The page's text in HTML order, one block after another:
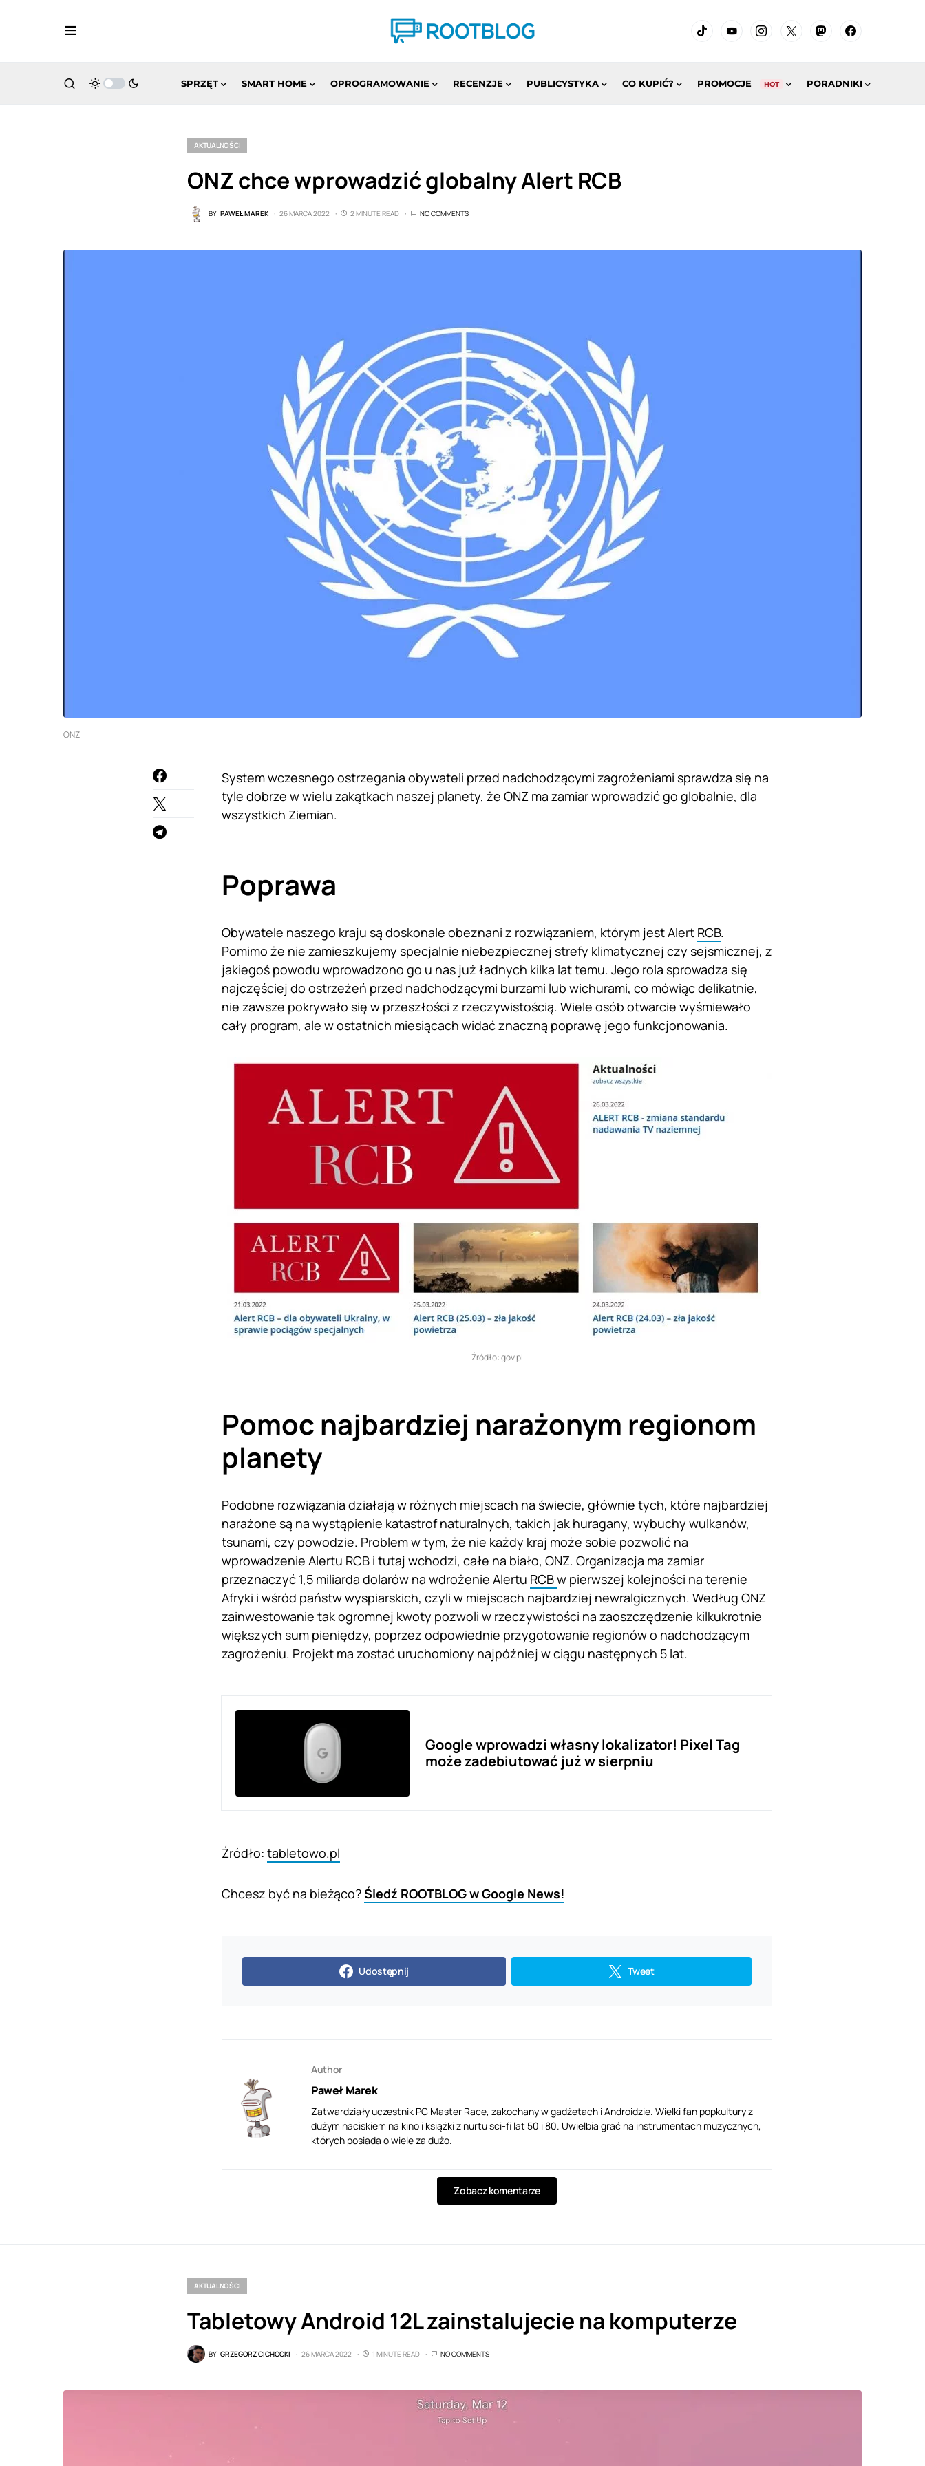
SPRZĘT SMART HOME OPROGRAMOWANIE RECENZJE PUBLICYSTYKA CO KUPIĆ? PROMOCJE HOT PORADNIKI
AKTUALNOŚCI
ONZ chce wprowadzić globalny Alert RCB
BY PAWEŁ MAREK 26 MARCA 2022 2 MINUTE READ NO COMMENTS
ONZ
System wczesnego ostrzegania obywateli przed nadchodzącymi zagrożeniami sprawdza się na
tyle dobrze w wielu zakątkach naszej planety, że ONZ ma zamiar wprowadzić go globalnie, dla
wszystkich Ziemian.
Poprawa
Obywatele naszego kraju są doskonale obeznani z rozwiązaniem, którym jest Alert RCB.
Pomimo że nie zamieszkujemy specjalnie niebezpiecznej strefy klimatycznej czy sejsmicznej, z
jakiegoś powodu wprowadzono go u nas już ładnych kilka lat temu. Jego rola sprowadza się
najczęściej do ostrzeżeń przed nadchodzącymi burzami lub wichurami, co mówiąc delikatnie,
nie zawsze pokrywało się w przeszłości z rzeczywistością. Wiele osób otwarcie wyśmiewało
cały program, ale w ostatnich miesiącach widać znaczną poprawę jego funkcjonowania.
Źródło: gov.pl
Pomoc najbardziej narażonym regionom
planety
Podobne rozwiązania działają w różnych miejscach na świecie, głównie tych, które najbardziej
narażone są na wystąpienie katastrof naturalnych, takich jak huragany, wybuchy wulkanów,
tsunami, czy powodzie. Problem w tym, że nie każdy kraj może sobie pozwolić na
wprowadzenie Alertu RCB i tutaj wchodzi, całe na biało, ONZ. Organizacja ma zamiar
przeznaczyć 1,5 miliarda dolarów na wdrożenie Alertu RCBw pierwszej kolejności na terenie
Afryki i wśród państw wyspiarskich, czyli w miejscach najbardziej newralgicznych. Według ONZ
zainwestowanie tak ogromnej kwoty pozwoli w rzeczywistości na zaoszczędzenie kilkukrotnie
większych sum pieniędzy, poprzez odpowiednie przygotowanie regionów o nadchodzącym
zagrożeniu. Projekt ma zostać uruchomiony najpóźniej w ciągu następnych 5 lat.
Google wprowadzi własny lokalizator! Pixel Tag
może zadebiutować już w sierpniu
Źródło: tabletowo.pl
Chcesz być na bieżąco?Śledź ROOTBLOG w Google News!
Udostępnij Tweet
Author
Paweł Marek
Zatwardziały uczestnik PC Master Race, zakochany w gadżetach i Androidzie. Wielki fan popkultury z
dużym naciskiem na kino i książki z nurtu sci-fi lat 50 i 80. Uwielbia grać na instrumentach muzycznych,
których posiada o wiele za dużo.
Zobacz komentarze
AKTUALNOŚCI
Tabletowy Android 12L zainstalujecie na komputerze
BY GRZEGORZ CICHOCKI 26 MARCA 2022 1 MINUTE READ NO COMMENTS